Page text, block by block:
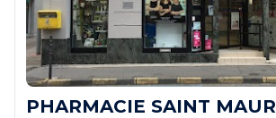
PHARMACIE SAINT MAUR